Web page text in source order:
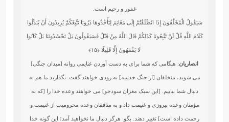
غفور و رحيم است.
سَيَقُولُ الْمُخَلَّفُونَ إِذَا انْطَلَقْتُمْ إِلَى مَغَانِمَ لِتَأْخُذُوهَا ذَرُونَا نَتَّبِعْكُمْ يُرِيدُونَ أَنْ يُبَدِّلُوا
كَلَامَ اللَّهِ قُلْ لَنْ تَتَّبِعُونَا كَذَلِكُمْ قَالَ اللَّهُ مِنْ قَبْلُ فَسَيَقُولُونَ بَلْ تَحْسُدُونَنَا بَلْ كَانُوا
لَا يَفْقَهُونَ إِلَّا قَلِيلًا ﴿۱۵﴾
انصاریان: هنگامی که شما برای به دست آوردن غنایمی روانه [میدان جنگی]
می شوید، متخلفان [از جنگ حدیبیه] به زودی خواهند گفت: بگذارید ما هم به
دنبال شما بیاییم. [این سبک مغزان سودجو] می خواهند وعده خدا را [که به
مؤمنان وعده پیروزی و غنیمت داد و به منافقان وعده محرومیت از غنیمت و
رحمت داده است] تغییر دهند. بگو: هرگز دنبال ما نخواهید آمد؛ این گونه خدا